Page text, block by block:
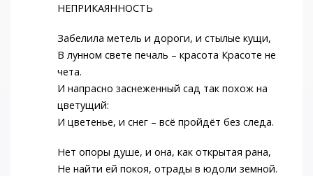
НЕПРИКАЯННОСТЬ
Забелила метель и дороги, и стылые кущи,
В лунном свете печаль – красота Красоте не
чета.
И напрасно заснеженный сад так похож на
цветущий:
И цветенье, и снег – всё пройдёт без следа.
Нет опоры душе, и она, как открытая рана,
Не найти ей покоя, отрады в юдоли земной.